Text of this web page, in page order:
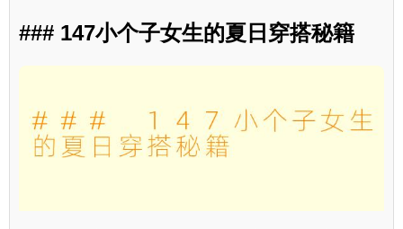
### 147小个子女生的夏日穿搭秘籍